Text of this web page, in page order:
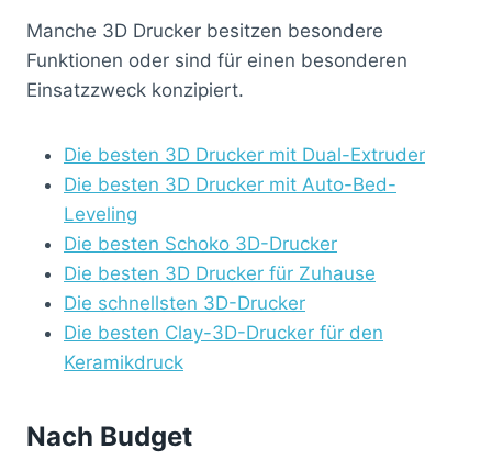
Manche 3D Drucker besitzen besondere
Funktionen oder sind für einen besonderen
Einsatzzweck konzipiert.
Die besten 3D Drucker mit Dual-Extruder
Die besten 3D Drucker mit Auto-Bed-
Leveling
Die besten Schoko 3D-Drucker
Die besten 3D Drucker für Zuhause
Die schnellsten 3D-Drucker
Die besten Clay-3D-Drucker für den
Keramikdruck
Nach Budget